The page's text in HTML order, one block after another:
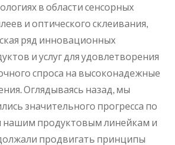
в области сенсорных
и оптического склеивания,
ряд инновационных
и услуг для удовлетворения
спроса на высоконадежные
Оглядываясь назад, мы
значительного прогресса по
нашим продуктовым линейкам и
продвигать принципы